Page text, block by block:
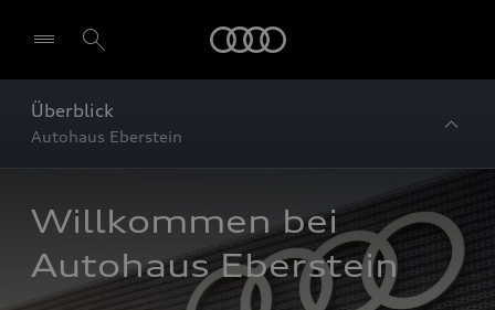
Überblick
Autohaus Eberstein
Willkommen bei
Autohaus Eberstein